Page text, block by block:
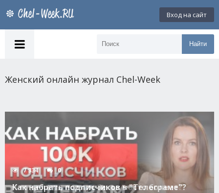
Вход на сайт
Найти
Женский онлайн журнал Chel-Week
4 932 0
Что делать, если ребенок часто болеет?